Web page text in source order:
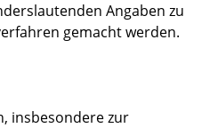
Angaben zu
gemacht werden.
insbesondere zur